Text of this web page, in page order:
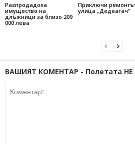
Разпродадоха
имущество на
длъжници за близо 209
000 лева
Приключи
улица „Дедеагач“
ВАШИЯТ КОМЕНТАР - Полетата